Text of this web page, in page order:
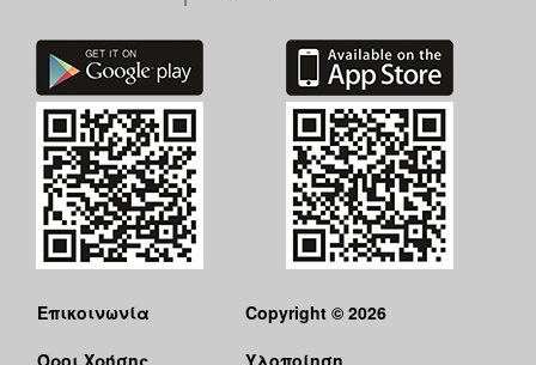
Επικοινωνία
Όροι Χρήσης
Copyright © 2026
Υλοποίηση